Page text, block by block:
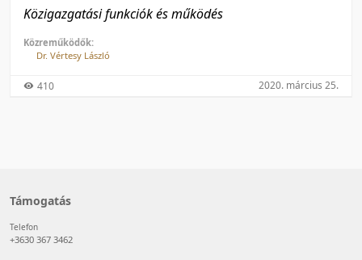
Közigazgatási funkciók és működés
Közreműködők:
Dr. Vértesy László
410 2020. március 25.
Támogatás
Telefon
+3630 367 3462